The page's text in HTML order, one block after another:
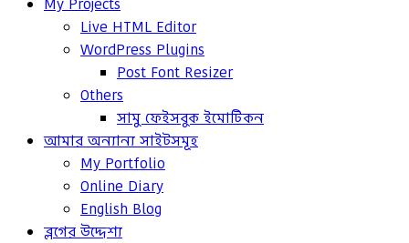
Live HTML Editor
WordPress Plugins
Post Font Resizer
Others
সামু ফেইসবুক ইমোটিকন
আমার অন্যান্য সাইটসমূহ
My Portfolio
Online Diary
English Blog
ব্লগের উদ্দেশ্য